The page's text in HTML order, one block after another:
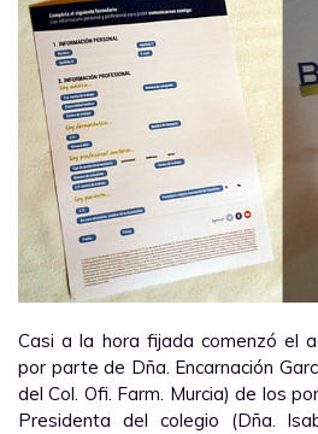
Casi a la hora fijada comenzó el
por parte de Dña. Encarnación
del Col. Ofi. Farm. Murcia) de los
Presidenta del colegio (Dña.